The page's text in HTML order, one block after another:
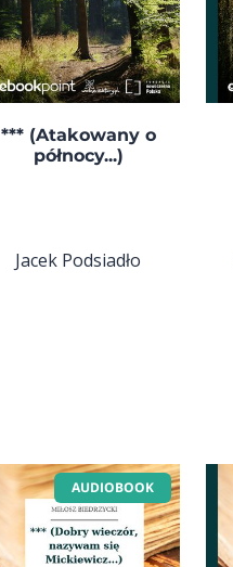
*** (Atakowany o
północy...)
Jacek Podsiadło
AUDIOBOOK